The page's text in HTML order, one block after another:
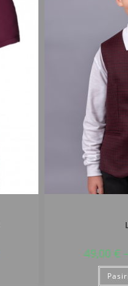
49,00 € –